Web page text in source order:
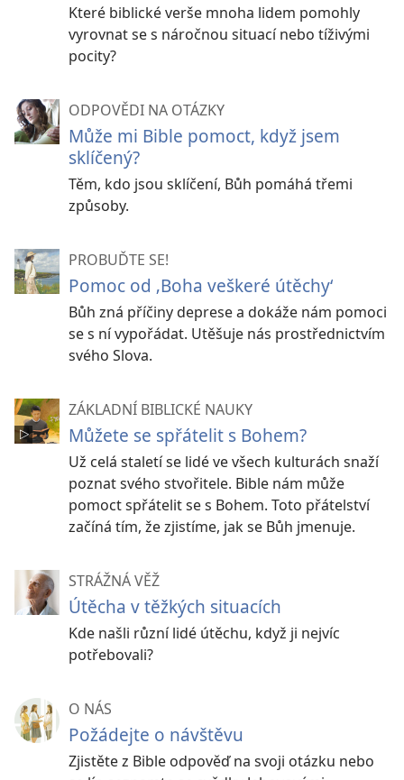
Které biblické verše mnoha lidem pomohly
vyrovnat se s náročnou situací nebo tíživými
pocity?
ODPOVĚDI NA OTÁZKY
Může mi Bible pomoct, když jsem
sklíčený?
Těm, kdo jsou sklíčení, Bůh pomáhá třemi
způsoby.
PROBUĎTE SE!
Pomoc od ‚Boha veškeré útěchy‘
Bůh zná příčiny deprese a dokáže nám pomoci
se s ní vypořádat. Utěšuje nás prostřednictvím
svého Slova.
ZÁKLADNÍ BIBLICKÉ NAUKY
Můžete se spřátelit s Bohem?
Už celá staletí se lidé ve všech kulturách snaží
poznat svého stvořitele. Bible nám může
pomoct spřátelit se s Bohem. Toto přátelství
začíná tím, že zjistíme, jak se Bůh jmenuje.
STRÁŽNÁ VĚŽ
Útěcha v těžkých situacích
Kde našli různí lidé útěchu, když ji nejvíc
potřebovali?
O NÁS
Požádejte o návštěvu
Zjistěte z Bible odpověď na svoji otázku nebo